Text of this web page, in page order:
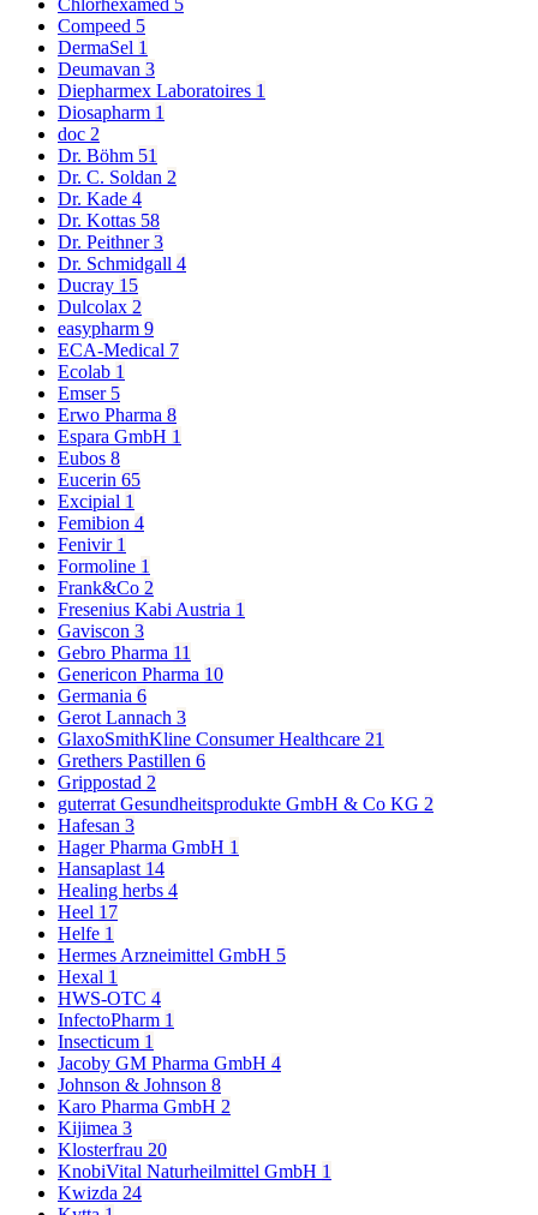
Chlorhexamed 5
Compeed 5
DermaSel 1
Deumavan 3
Diepharmex Laboratoires 1
Diosapharm 1
doc 2
Dr. Böhm 51
Dr. C. Soldan 2
Dr. Kade 4
Dr. Kottas 58
Dr. Peithner3
Dr. Schmidgall 4
Ducray 15
Dulcolax 2
easypharm 9
ECA-Medical 7
Ecolab 1
Emser 5
Erwo Pharma 8
Espara GmbH 1
Eubos 8
Eucerin 65
Excipial 1
Femibion 4
Fenivir 1
Formoline 1
Frank&Co 2
Fresenius Kabi Austria 1
Gaviscon 3
Gebro Pharma 11
Genericon Pharma 10
Germania 6
Gerot Lannach 3
GlaxoSmithKline Consumer Healthcare 21
Grethers Pastillen 6
Grippostad 2
guterrat Gesundheitsprodukte GmbH & Co KG 2
Hafesan 3
Hager Pharma GmbH 1
Hansaplast 14
Healing herbs 4
Heel 17
Helfe 1
Hermes Arzneimittel GmbH 5
Hexal 1
HWS-OTC 4
InfectoPharm 1
Insecticum 1
Jacoby GM Pharma GmbH 4
Johnson & Johnson 8
Karo Pharma GmbH 2
Kijimea 3
Klosterfrau 20
KnobiVital Naturheilmittel GmbH 1
Kwizda 24